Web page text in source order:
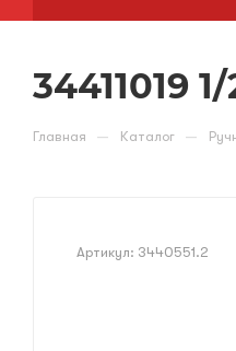
34411019
Главная — Каталог —
Артикул: 3440551.2